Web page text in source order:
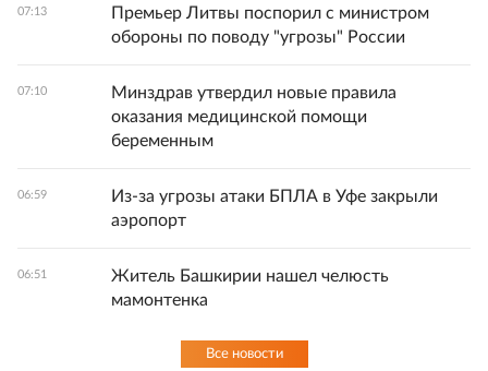
07:13
Премьер Литвы поспорил с министром
обороны по поводу "угрозы" России
07:10
Минздрав утвердил новые правила
оказания медицинской помощи
беременным
06:59
Из-за угрозы атаки БПЛА в Уфе закрыли
аэропорт
06:51
Житель Башкирии нашел челюсть
мамонтенка
Все новости